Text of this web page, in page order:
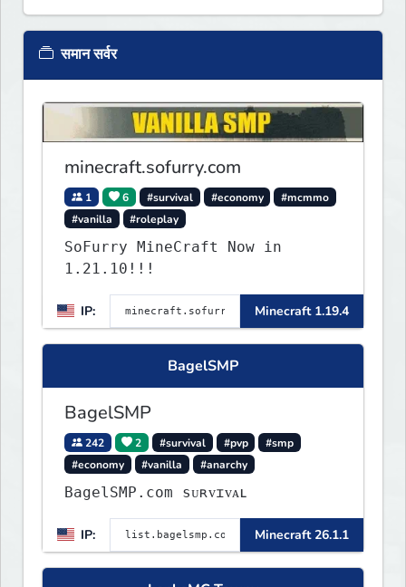
समान सर्वर
minecraft.sofurry.com
1 6 #survival #economy
#mcmmo
#vanilla
#roleplay
SoFurry MineCraft Now in
1.21.10!!!
IP: Minecraft 1.19.4
BagelSMP
BagelSMP
242 2 #survival #pvp
#smp
#economy
#vanilla #anarchy
BagelSMP.com ѕᴜʀᴠɪᴠᴀʟ
IP: Minecraft 26.1.1